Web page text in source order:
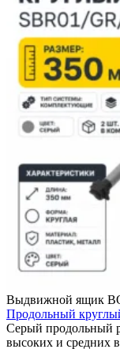
Выдвижной ящик
Продольный
Серый продольный
высоких и средних